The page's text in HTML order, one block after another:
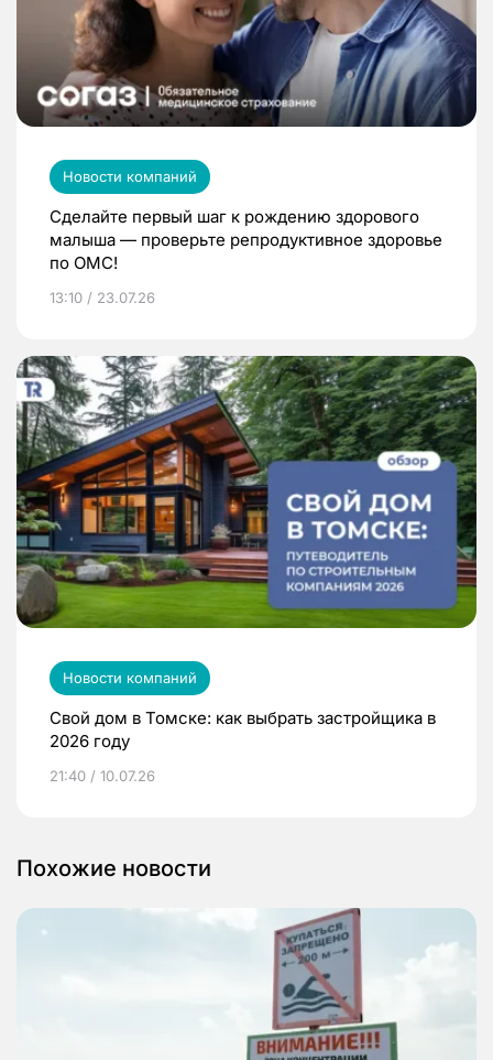
Новости компаний
Сделайте первый шаг к рождению здорового
малыша — проверьте репродуктивное здоровье
по ОМС!
13:10 / 23.07.26
Новости компаний
Свой дом в Томске: как выбрать застройщика в
2026 году
21:40 / 10.07.26
Похожие новости